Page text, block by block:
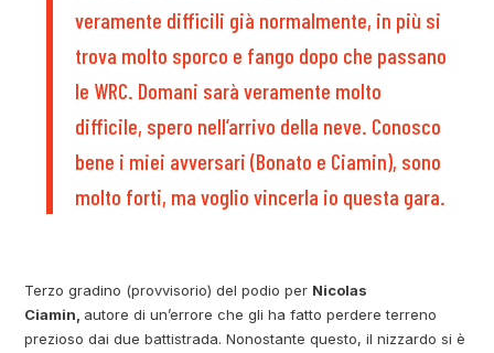
veramente difficili già normalmente, in più si
trova molto sporco e fango dopo che passano
le WRC. Domani sarà veramente molto
difficile, spero nell’arrivo della neve. Conosco
bene i miei avversari (Bonato e Ciamin), sono
molto forti, ma voglio vincerla io questa gara.
Terzo gradino (provvisorio) del podio per Nicolas
Ciamin, autore di un’errore che gli ha fatto perdere terreno
prezioso dai due battistrada. Nonostante questo, il nizzardo si è